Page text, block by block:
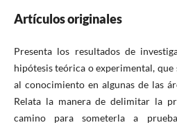
Artículos originales
Presenta los resultados de
hipótesis teórica o experimental,
al conocimiento en algunas de las
Relata la manera de delimitar la
camino para someterla a